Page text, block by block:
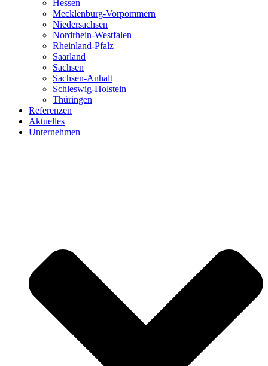
Hessen
Mecklenburg-Vorpommern
Niedersachsen
Nordrhein-Westfalen
Rheinland-Pfalz
Saarland
Sachsen
Sachsen-Anhalt
Schleswig-Holstein
Thüringen
Referenzen
Aktuelles
Unternehmen